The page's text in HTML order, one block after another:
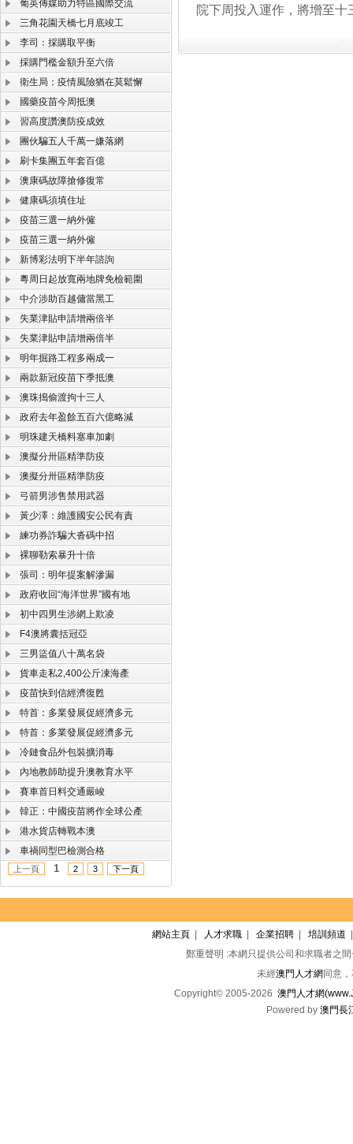
葡英傳媒助力特區國際交流
三角花園天橋七月底竣工
李司：採購取平衡
採購門檻金額升至六倍
衛生局：疫情風險猶在莫鬆懈
國藥疫苗今周抵澳
習高度讚澳防疫成效
團伙騙五人千萬一嫌落網
刷卡集團五年套百億
澳康碼故障搶修復常
健康碼須填住址
疫苗三選一納外僱
疫苗三選一納外僱
新博彩法明下半年諮詢
粵周日起放寬兩地牌免檢範圍
中介涉助百越傭當黑工
失業津貼申請增兩倍半
失業津貼申請增兩倍半
明年掘路工程多兩成一
兩款新冠疫苗下季抵澳
澳珠搗偷渡拘十三人
政府去年盈餘五百六億略減
明珠建天橋料塞車加劇
澳擬分卅區精準防疫
澳擬分卅區精準防疫
弓箭男涉售禁用武器
黃少澤：維護國安公民有責
練功券詐騙大沓碼中招
裸聊勒索暴升十倍
張司：明年提案解滲漏
政府收回“海洋世界”國有地
初中四男生涉網上欺凌
F4澳將囊括冠亞
三男盜值八十萬名袋
貨車走私2,400公斤凍海產
疫苗快到信經濟復甦
特首：多業發展促經濟多元
特首：多業發展促經濟多元
冷鏈食品外包裝擴消毒
內地教師助提升澳教育水平
賽車首日料交通嚴峻
韓正：中國疫苗將作全球公產
港水貨店轉戰本澳
車禍同型巴檢測合格
上一頁 1 2 3 下一頁
院下周投入運作，將增至十
網站主頁 人才求職 企業招聘 培訓頻道
鄭重聲明 :本網只提供公司和求職者之
未經澳門人才網 同意
Copyright© 2005-2026 澳門人才網
Powered by 澳門長